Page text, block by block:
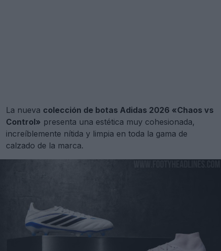
La nueva colección de botas Adidas 2026 «Chaos vs
Control» presenta una estética muy cohesionada,
increíblemente nítida y limpia en toda la gama de
calzado de la marca.